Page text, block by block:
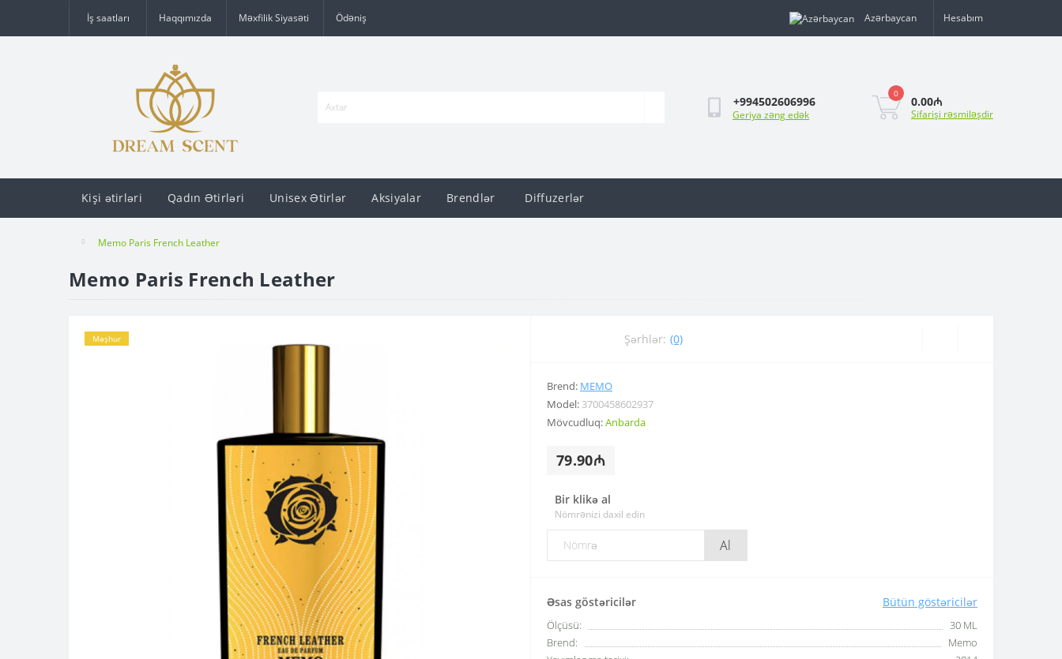
İş saatları Haqqımızda Məxfilik Siyasəti Ödəniş Azərbaycan Hesabım
+994502606996
Geriya zəng edək
0
0.00₼
Sifarişi rəsmiləşdir
Kişi ətirləri Qadın Ətirləri Unisex Ətirlər Aksiyalar Brendlər Diffuzerlər
Memo Paris French Leather
Memo Paris French Leather
Məşhur Şərhlər: (0)
Brend: MEMO
Model: 3700458602937
Mövcudluq:Anbarda
79.90₼
Bir klikə al
Nömrənizi daxil edin
Al
Əsas göstəricilər Bütün göstəricilər
Ölçüsü:
30 ML
Brend:
Memo